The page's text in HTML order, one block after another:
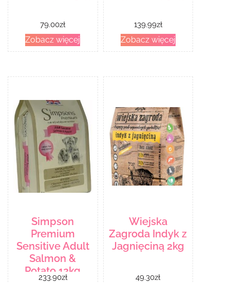
79.00zł
Zobacz więcej
139.99zł
Zobacz więcej
Simpson
Premium
Sensitive Adult
Salmon &
Potato 12kg
233.90zł
Wiejska
Zagroda Indyk z
Jagnięciną 2kg
49.30zł